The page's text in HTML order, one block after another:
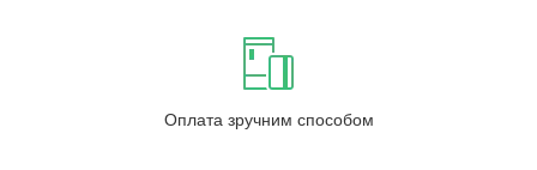
Оплата зручним способом